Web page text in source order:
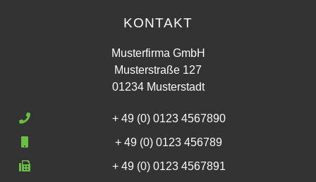
KONTAKT
Musterfirma GmbH
Musterstraße 127
01234 Musterstadt
+ 49 (0) 0123 4567890
+ 49 (0) 0123 456789
+ 49 (0) 0123 4567891